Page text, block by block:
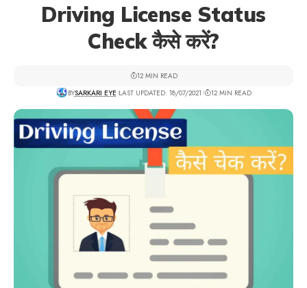
Driving License Status
Check कैसे करें?
BYSARKARI EYE LAST UPDATED: 18/07/2021 12 MIN READ
12 MIN READ